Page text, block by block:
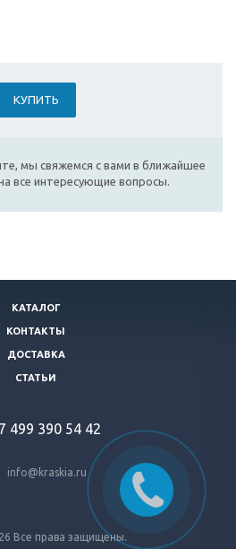
КУПИТЬ
мы свяжемся с вами в ближайшее
все интересующие вопросы.
КАТАЛОГ
КОНТАКТЫ
ДОСТАВКА
СТАТЬИ
499 390 54 42
info@kraskia.ru
Все права защищены.